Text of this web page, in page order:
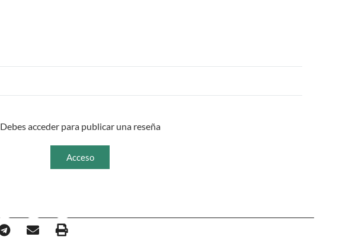
Debes acceder para publicar una reseña
Acceso